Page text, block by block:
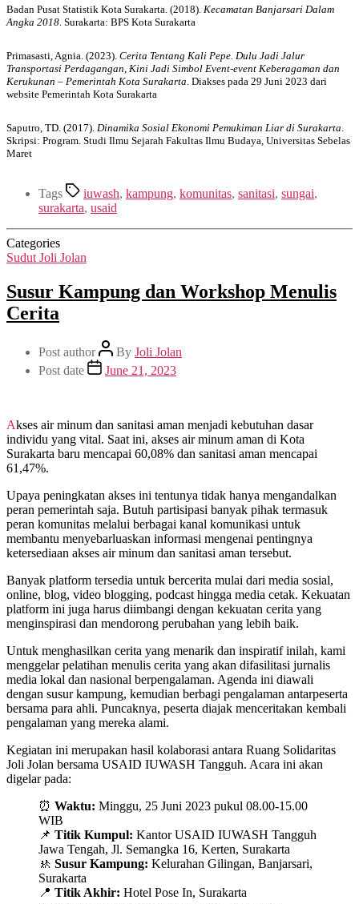
Badan Pusat Statistik Kota Surakarta. (2018). Kecamatan Banjarsari Dalam
Angka 2018 . Surakarta: BPS Kota Surakarta
Primasasti, Agnia. (2023). Cerita Tentang Kali Pepe. Dulu Jadi Jalur
Transportasi Perdagangan, Kini Jadi Simbol Event-event Keberagaman dan
Kerukunan – Pemerintah Kota Surakarta . Diakses pada 29 Juni 2023 dari
website Pemerintah Kota Surakarta
Saputro, TD. (2017). Dinamika Sosial Ekonomi Pemukiman Liar di Surakarta
Skripsi: Program. Studi Ilmu Sejarah Fakultas Ilmu Budaya, Universitas Sebelas
Maret
Tags iuwash, kampung, komunitas, sanitasi, sungai,
surakarta, usaid
Categories
Sudut Joli Jolan
Susur Kampung dan Workshop Menulis
Cerita
Post author By Joli Jolan
Post date
June 21, 2023
Akses air minum dan sanitasi aman menjadi kebutuhan dasar
individu yang vital. Saat ini, akses air minum aman di Kota
Surakarta baru mencapai 60,08% dan sanitasi aman mencapai
61,47%.
Upaya peningkatan akses ini tentunya tidak hanya mengandalkan
peran pemerintah saja. Butuh partisipasi banyak pihak termasuk
peran komunitas melalui berbagai kanal komunikasi untuk
membantu menyebarluaskan informasi mengenai pentingnya
ketersediaan akses air minum dan sanitasi aman tersebut.
Banyak platform tersedia untuk bercerita mulai dari media sosial,
online, blog, video blogging, podcast hingga media cetak. Kekuatan
platform ini juga harus diimbangi dengan kekuatan cerita yang
menginspirasi dan mendorong perubahan yang lebih baik.
Untuk menghasilkan cerita yang menarik dan inspiratif inilah, kami
menggelar pelatihan menulis cerita yang akan difasilitasi jurnalis
media lokal dan nasional berpengalaman. Agenda ini diawali
dengan susur kampung, kemudian berbagi pengalaman antarpeserta
bersama para ahli. Puncaknya, peserta diajak menceritakan kembali
pengalaman yang mereka alami.
Kegiatan ini merupakan hasil kolaborasi antara Ruang Solidaritas
Joli Jolan bersama USAID IUWASH Tangguh. Acara ini akan
digelar pada:
⏰ Waktu: Minggu, 25 Juni 2023 pukul 08.00-15.00
WIB
📌 Titik Kumpul: Kantor USAID IUWASH Tangguh
Jawa Tengah, Jl. Semangka 16, Kerten, Surakarta
🚸 Susur Kampung: Kelurahan Gilingan, Banjarsari,
Surakarta
📍 Titik Akhir: Hotel Pose In, Surakarta